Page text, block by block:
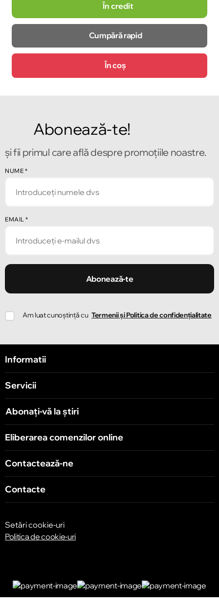
În credit
Cumpără rapid
În coș
Abonează-te!
și fii primul care află despre promoțiile noastre.
NUME *
EMAIL *
Abonează-te
Am luat cunoștință cu Termenii și Politica de confidențialitate
Informatii
Servicii
Abonați-vă la știri
Eliberarea comenzilor online
Contactează-ne
Contacte
Setări cookie-uri
Politica de cookie-uri